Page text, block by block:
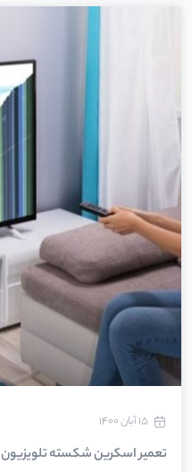
۱۵ آبان ۱۴۰۰
تعمیر اسکرین شکسته تلویزیون